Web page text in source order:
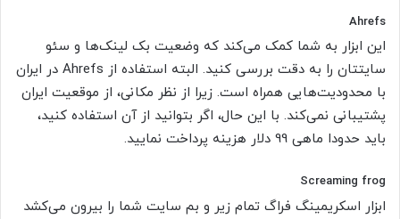
Ahrefs
این ابزار به شما کمک می‌کند که وضعیت بک لینک‌ها و سئو
سایتتان را به دقت بررسی کنید. البته استفاده از Ahrefs در ایران
با محدودیت‌‌هایی همراه است. زیرا از نظر مکانی، از موقعیت ایران
پشتیبانی نمی‌کند. با این حال، اگر بتوانید از آن استفاده کنید،
باید حدودا ماهی 99 دلار هزینه پرداخت نمایید.
Screaming frog
ابزار اسکریمینگ فراگ تمام زیر و بم سایت شما را بیرون می‌کشد